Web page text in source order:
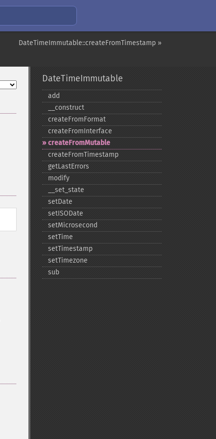
DateTimeImmutable::createFromTimestamp »
DateTimeImmutable
add
_​_​construct
createFromFormat
createFromInterface
createFromMutable
createFromTimestamp
getLastErrors
modify
_​_​set_​state
setDate
setISODate
setMicrosecond
setTime
setTimestamp
setTimezone
sub